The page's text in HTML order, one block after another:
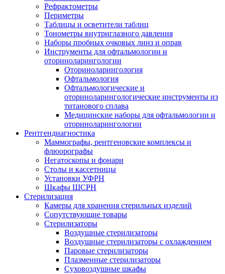
Рефрактометры
Периметры
Таблицы и осветители таблиц
Тонометры внутриглазного давления
Наборы пробных очковых линз и оправ
Инструменты для офтальмологии и
оториноларингологии
Оториноларингология
Офтальмология
Офтальмологические и
оториноларингологические инструменты из
титанового сплава
Медицинские наборы для офтальмологии и
оториноларингологии
Рентгендиагностика
Маммографы, рентгеновские комплексы и
флюорографы
Негатоскопы и фонари
Столы и кассетницы
Установки УФРН
Шкафы ШСРН
Стерилизация
Камеры для хранения стерильных изделий
Сопутствующие товары
Стерилизаторы
Воздушные стерилизаторы
Воздушные стерилизаторы с охлаждением
Паровые стерилизаторы
Плазменные стерилизаторы
Суховоздушные шкафы